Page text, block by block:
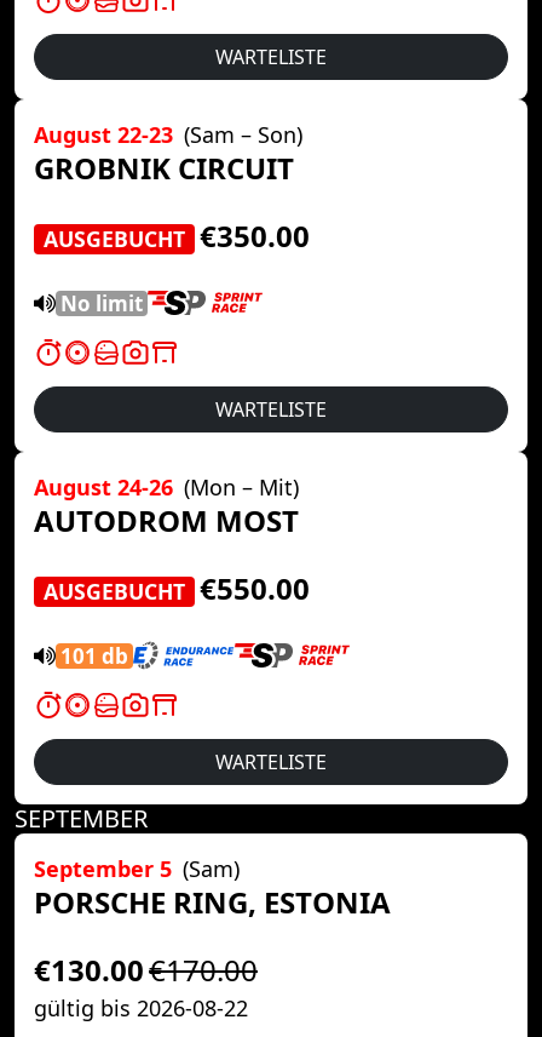
WARTELISTE
August 22-23 (Sam – Son)
GROBNIK CIRCUIT
AUSGEBUCHT €350.00
No limit
WARTELISTE
August 24-26 (Mon – Mit)
AUTODROM MOST
AUSGEBUCHT €550.00
101 db
WARTELISTE
SEPTEMBER
September 5 (Sam)
PORSCHE RING, ESTONIA
€130.00€170.00
gültig bis 2026-08-22